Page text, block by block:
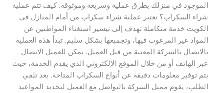
الموجود في منزلك بطرق عملية وسريعة وموثوقة. كيف تتم عملية
شراء السكراب؟ تعتبر عملية شراء سكراب من أمام المنازل في
الكويت خدمة متكاملة تهدف إلى تيسير استغناء المواطنين عن
المواد غير المرغوب فيها، وتجميعها بشكل سليم. تبدأ هذه العملية
بالاتصال بالشركة المعنية من قبل العميل. يمكن للعميل الاتصال
عبر الهاتف أو من خلال الموقع الإلكتروني الذي يقدم الخدمة، حيث
يتم توفير معلومات دقيقة عن أنواع السكراب المتاحة. بعد تلقي
الطلب، يقوم ممثل الشركة بالتواصل مع العميل لتحديد المواعيد